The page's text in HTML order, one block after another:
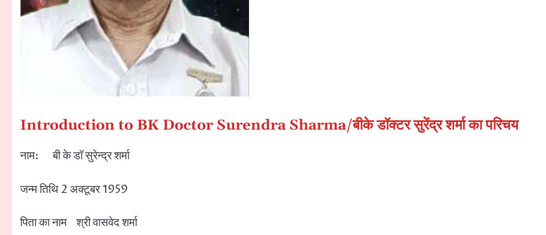
Introduction to BK Doctor Surendra Sharma/बीके डॉक्टर सुरेंद्र शर्मा का परिचय
नाम: बी के डॉ सुरेन्द्र शर्मा
जन्म तिथि 2 अक्टूबर 1959
पिता का नाम श्री वासवेद शर्मा